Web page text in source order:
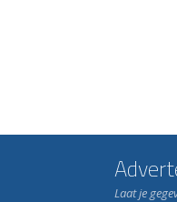
Laat je